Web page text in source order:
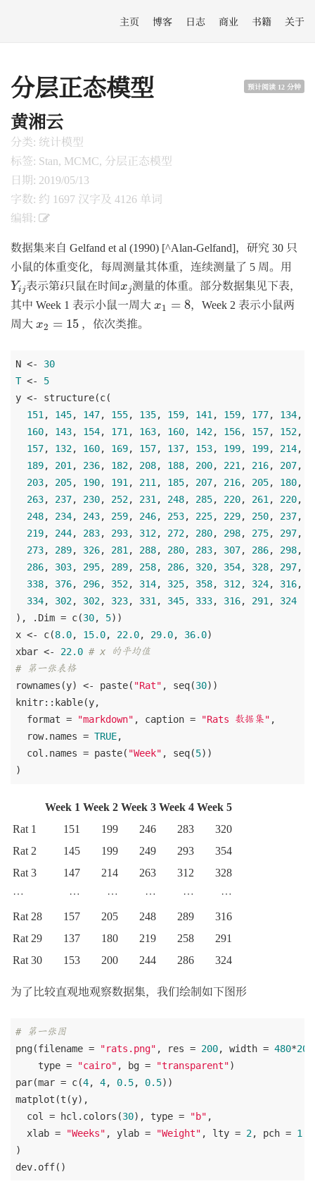
主页 博客 日志 商业 书籍 关于
预计阅读 12 分钟
分层正态模型
黄湘云
分类: 统计模型
标签: Stan, MCMC, 分层正态模型
日期: 2019/05/13
字数: 约 1697 汉字及 4126 单词
编辑:
数据集来自 Gelfand et al (1990) [^Alan-Gelfand]，研究 30 只
小鼠的体重变化，每周测量其体重，连续测量了 5 周。用
Yij
Yi 表示第i
i只鼠在时间xj
xj测量的体重。部分数据集见下表，
其中 Week 1 表示小鼠一周大 x1 = 8
x =8
，Week 2 表示小鼠两
周大 x2 = 15
x =15 ，依次类推。
N <- 30
T <- 5
y <- structure(c(
151, 145, 147, 155, 135, 159, 141, 159, 177, 134,
160, 143, 154, 171, 163, 160, 142, 156, 157, 152,
157, 132, 160, 169, 157, 137, 153, 199, 199, 214,
189, 201, 236, 182, 208, 188, 200, 221, 216, 207,
203, 205, 190, 191, 211, 185, 207, 216, 205, 180,
263, 237, 230, 252, 231, 248, 285, 220, 261, 220,
248, 234, 243, 259, 246, 253, 225, 229, 250, 237,
219, 244, 283, 293, 312, 272, 280, 298, 275, 297,
273, 289, 326, 281, 288, 280, 283, 307, 286, 298,
286, 303, 295, 289, 258, 286, 320, 354, 328, 297,
338, 376, 296, 352, 314, 325, 358, 312, 324, 316,
334, 302, 302, 323, 331, 345, 333, 316, 291, 324
), .Dim = c(30, 5))
x <- c(8.0, 15.0, 22.0, 29.0, 36.0)
xbar <- 22.0 # x 的平均值
# 第一张表格
rownames(y) <- paste( "Rat" , seq(30))
knitr::kable(y,
  format =
"markdown" , caption = "Rats 数据集" ,
  row.names =
TRUE,
  col.names = paste(
"Week" , seq(5))
Week 1Week 2Week 3Week 4Week 5
Rat 1
151 199 246 283
320
Rat 2
145 199 249 293
354
Rat 3
147 214 263 312
328
…
… … … …
…
Rat 28
157 205 248 289
316
Rat 29
137 180 219 258
291
Rat 30
153 200 244 286
324
为了比较直观地观察数据集，我们绘制如下图形
# 第一张图
png(filename =
"rats.png" , res = 200, width = 480*200
    type =
"cairo" , bg = "transparent")
par(mar = c(4, 4, 0.5, 0.5))
matplot(t(y),
  col = hcl.colors(
30), type = "b" ,
  xlab =
"Weeks" , ylab = "Weight" , lty = 2, pch = 1
)